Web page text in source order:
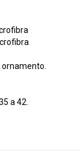
ornamento.
a 42.